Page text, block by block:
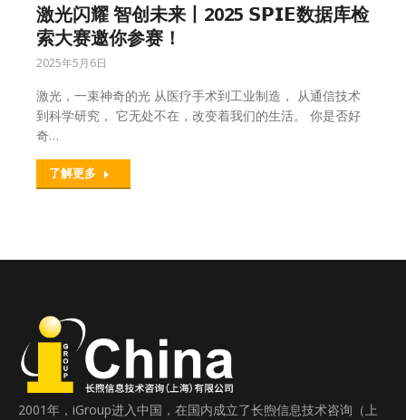
激光闪耀 智创未来丨2025 𝗦𝗣𝗜𝗘数据库检
索大赛邀你参赛！
2025年5月6日
激光，一束神奇的光 从医疗手术到工业制造， 从通信技术
到科学研究， 它无处不在，改变着我们的生活。 你是否好
奇…
了解更多
2001年，iGroup进入中国，在国内成立了长煦信息技术咨询（上